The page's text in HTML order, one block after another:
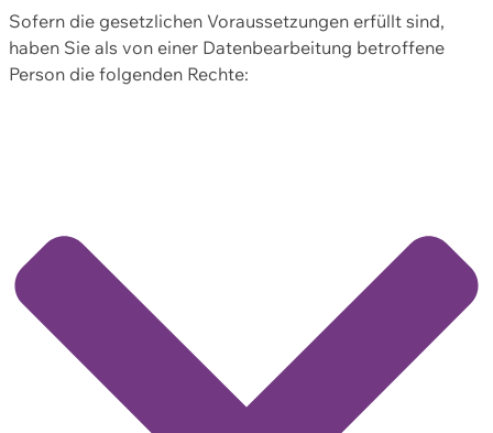
Sofern die gesetzlichen Voraussetzungen erfüllt sind,
haben Sie als von einer Datenbearbeitung betroffene
Person die folgenden Rechte: